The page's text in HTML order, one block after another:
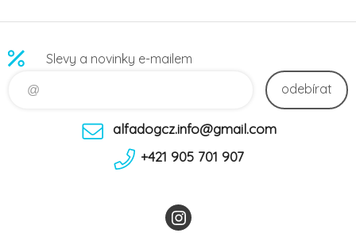
Slevy a novinky e-mailem
odebírat
alfadogcz.info@gmail.com
+421 905 701 907